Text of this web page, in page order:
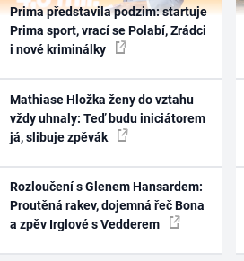
Prima představila podzim: startuje
Prima sport, vrací se Polabí, Zrádci
i nové kriminálky
Mathiase Hložka ženy do vztahu
vždy uhnaly: Teď budu iniciátorem
já, slibuje zpěvák
Rozloučení s Glenem Hansardem:
Proutěná rakev, dojemná řeč Bona
a zpěv Irglové s Vedderem